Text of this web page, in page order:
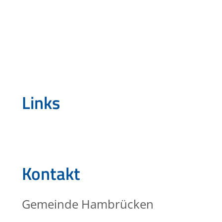
Links
Kontakt
Gemeinde Hambrücken